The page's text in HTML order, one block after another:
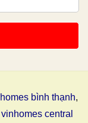
bình thạnh,
central